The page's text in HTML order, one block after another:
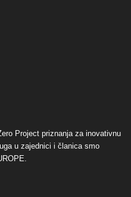
Project priznanja za inovativnu
u zajednici i članica smo